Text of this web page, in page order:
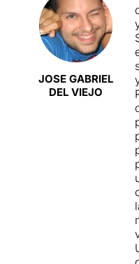
JOSE GABRIEL
DEL VIEJO